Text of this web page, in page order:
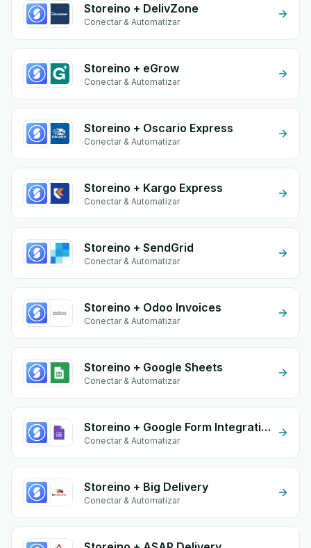
Storeino + DelivZone
Conectar & Automatizar
Storeino + eGrow
Conectar & Automatizar
Storeino + Oscario Express
Conectar & Automatizar
Storeino + Kargo Express
Conectar & Automatizar
Storeino + SendGrid
Conectar & Automatizar
Storeino + Odoo Invoices
Conectar & Automatizar
Storeino + Google Sheets
Conectar & Automatizar
Storeino + Google Form Integration
Conectar & Automatizar
Storeino + Big Delivery
Conectar & Automatizar